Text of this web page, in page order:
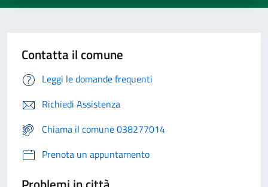
Contatta il comune
Leggi le domande frequenti
Richiedi Assistenza
Chiama il comune 038277014
Prenota un appuntamento